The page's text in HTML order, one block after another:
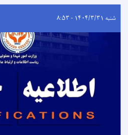
شنبه ۱۴۰۴/۳/۳۱ - ۸:۵۳